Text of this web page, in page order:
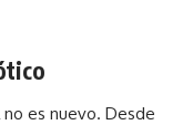
es nuevo. Desde